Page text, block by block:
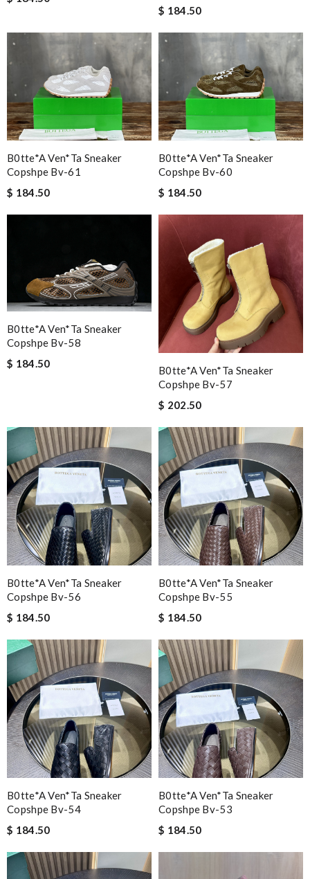
$ 184.50
B0tte*a Ven*ta Sneaker
Copshpe Bv-61
$ 184.50
B0tte*a Ven*ta Sneaker
Copshpe Bv-60
$ 184.50
B0tte*a Ven*ta Sneaker
Copshpe Bv-58
$ 184.50
B0tte*a Ven*ta Sneaker
Copshpe Bv-57
$ 202.50
B0tte*a Ven*ta Sneaker
Copshpe Bv-56
$ 184.50
B0tte*a Ven*ta Sneaker
Copshpe Bv-55
$ 184.50
B0tte*a Ven*ta Sneaker
Copshpe Bv-54
$ 184.50
B0tte*a Ven*ta Sneaker
Copshpe Bv-53
$ 184.50